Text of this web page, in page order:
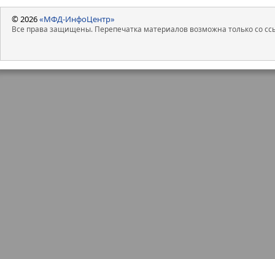
© 2026«МФД-ИнфоЦентр»
Все права защищены. Перепечатка материалов возможна только со